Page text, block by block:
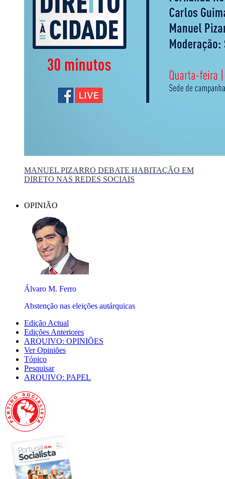
MANUEL PIZARRO DEBATE HABITAÇÃO EM
DIRETO NAS REDES SOCIAIS
OPINIÃO
Álvaro M. Ferro
Abstenção nas eleições autárquicas
Edição Actual
Edições Anteriores
ARQUIVO: OPINIÕES
Ver Opiniões
Tópico
Pesquisar
ARQUIVO: PAPEL